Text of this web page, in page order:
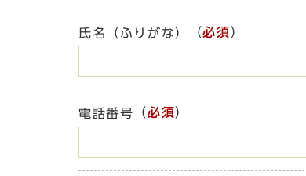
氏名（ふりがな） （必須）
電話番号 （必須）